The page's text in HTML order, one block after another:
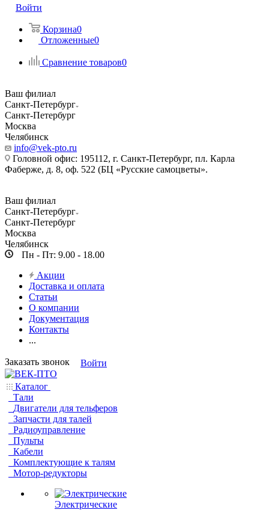
Войти
Корзина0
Отложенные0
Сравнение товаров0
Ваш филиал
Санкт-Петербург
Санкт-Петербург
Москва
Челябинск
info@vek-pto.ru
Головной офис: 195112, г. Санкт-Петербург, пл. Карла
Фаберже, д. 8, оф. 522 (БЦ «Русские самоцветы».
Ваш филиал
Санкт-Петербург
Санкт-Петербург
Москва
Челябинск
Пн - Пт: 9.00 - 18.00
Акции
Доставка и оплата
Статьи
О компании
Документация
Контакты
...
Заказать звонок Войти
Каталог
Тали
Двигатели для тельферов
Запчасти для талей
Радиоуправление
Пульты
Кабели
Комплектующие к талям
Мотор-редукторы
Электрические